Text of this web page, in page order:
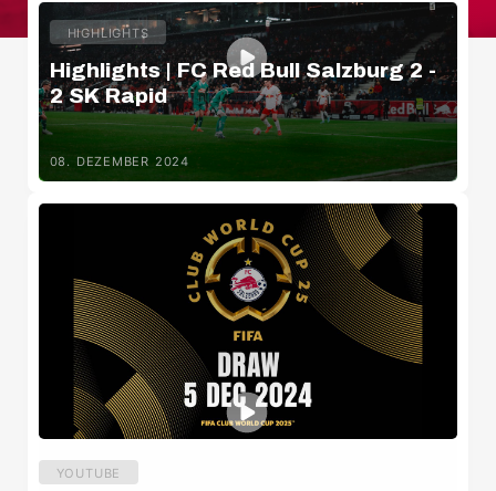
Salzburger Halbzeit
Spielerporträt
HIGHLIGHTS
Highlights | FC Red Bull Salzburg 2 -
2 SK Rapid
08. DEZEMBER 2024
YOUTUBE